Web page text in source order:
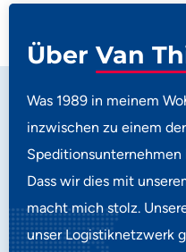
Über Van
Was 1989 in meinem
inzwischen zu einem
Dass wir dies mit
macht mich stolz.
unser Logistiknetzwerk